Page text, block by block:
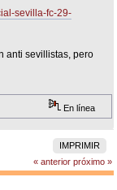
sevilla-fc-29-
anti sevillistas, pero
En línea
IMPRIMIR
« anterior próximo »